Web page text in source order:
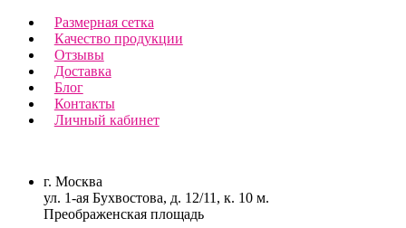
Размерная сетка
Качество продукции
Отзывы
Доставка
Блог
Контакты
Личный кабинет
г. Москва
ул. 1-ая Бухвостова, д. 12/11, к. 10 м.
Преображенская площадь